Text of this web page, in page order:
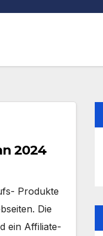
2024
Produkte
Die
ein Affiliate-